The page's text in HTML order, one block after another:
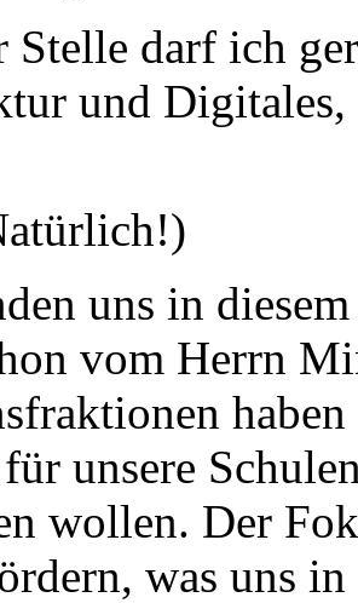
Stelle darf ich
und
uns in
vom Herrn
unsere
wollen. Der
was uns